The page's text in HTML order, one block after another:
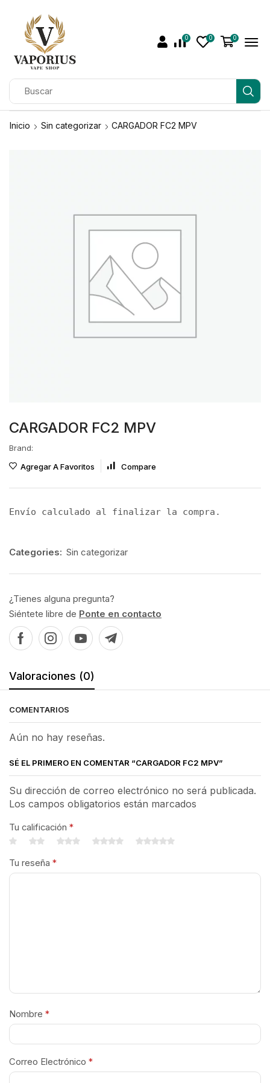
0 0 0
Inicio Sin categorizar CARGADOR FC2 MPV
CARGADOR FC2 MPV
Brand:
Agregar A Favoritos
Compare
Envío calculado al finalizar la compra.
Categories: Sin categorizar
¿Tienes alguna pregunta?
Siéntete libre de Ponte en contacto
Valoraciones (0)
COMENTARIOS
Aún no hay reseñas.
SÉ EL PRIMERO EN COMENTAR “CARGADOR FC2 MPV”
Su dirección de correo electrónico no será publicada.
Los campos obligatorios están marcados
Tu calificación *
Tu reseña *
Nombre *
Correo Electrónico *